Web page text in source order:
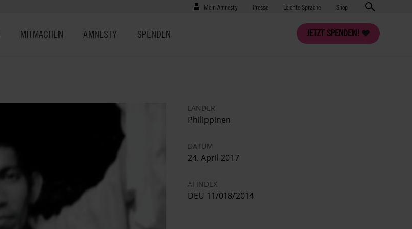
Benutzermenü
Mein Amnesty Presse
Presse Leichte Sprache Shop
JETZT SPENDEN!
MITMACHEN AMNESTY SPENDEN
LÄNDER
Philippinen
DATUM
24. April 2017
AI INDEX
DEU 11/018/2014